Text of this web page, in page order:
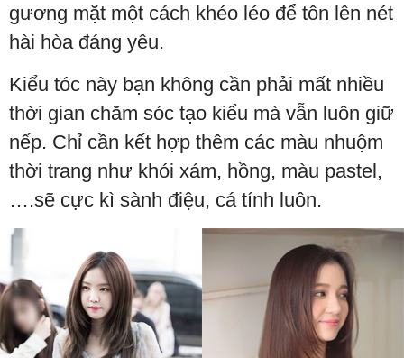
gương mặt một cách khéo léo để tôn lên nét
hài hòa đáng yêu.
Kiểu tóc này bạn không cần phải mất nhiều
thời gian chăm sóc tạo kiểu mà vẫn luôn giữ
nếp. Chỉ cần kết hợp thêm các màu nhuộm
thời trang như khói xám, hồng, màu pastel,
….sẽ cực kì sành điệu, cá tính luôn.